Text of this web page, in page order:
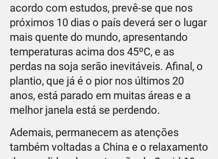
acordo com estudos, prevê-se que nos
próximos 10 dias o país deverá ser o lugar
mais quente do mundo, apresentando
temperaturas acima dos 45ºC, e as
perdas na soja serão inevitáveis. Afinal, o
plantio, que já é o pior nos últimos 20
anos, está parado em muitas áreas e a
melhor janela está se perdendo.
Ademais, permanecem as atenções
também voltadas a China e o relaxamento